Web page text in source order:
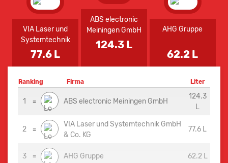
VIA Laser und
Systemtechnik
GmbH & Co. KG
77.6 L
ABS electronic
Meiningen GmbH
124.3 L
AHG Gruppe
62.2 L
Ranking Firma Liter
1 = ABS electronic Meiningen GmbH
124.3
L
2 =
VIA Laser und Systemtechnik GmbH
& Co. KG
77.6 L
3 = AHG Gruppe 62.2 L